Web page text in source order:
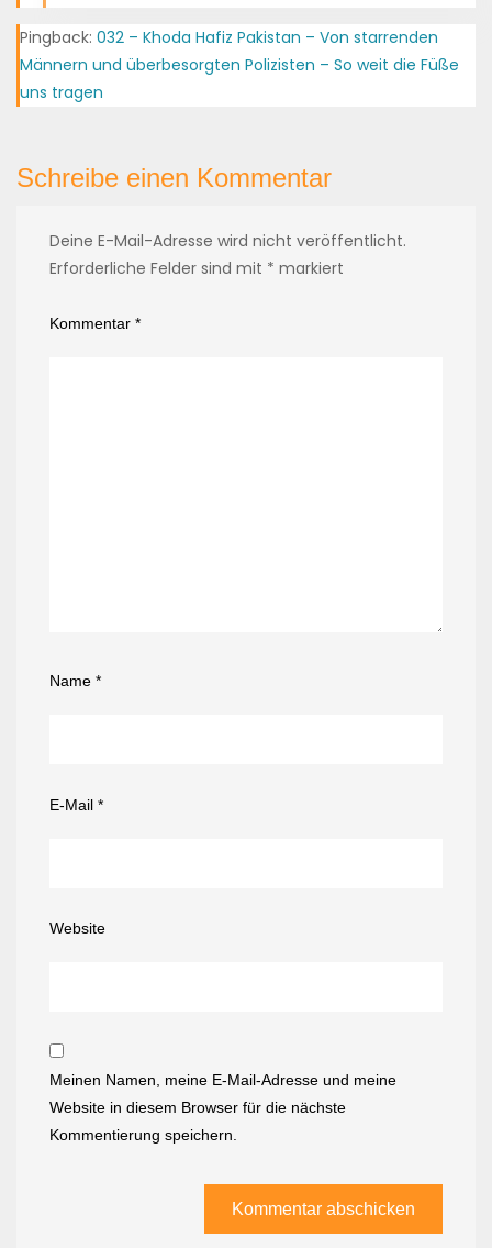
Pingback: 032 – Khoda Hafiz Pakistan – Von starrenden
Männern und überbesorgten Polizisten – So weit die Füße
uns tragen
Schreibe einen Kommentar
Deine E-Mail-Adresse wird nicht veröffentlicht.
Erforderliche Felder sind mit * markiert
Kommentar *
Name *
E-Mail *
Website
Meinen Namen, meine E-Mail-Adresse und meine
Website in diesem Browser für die nächste
Kommentierung speichern.